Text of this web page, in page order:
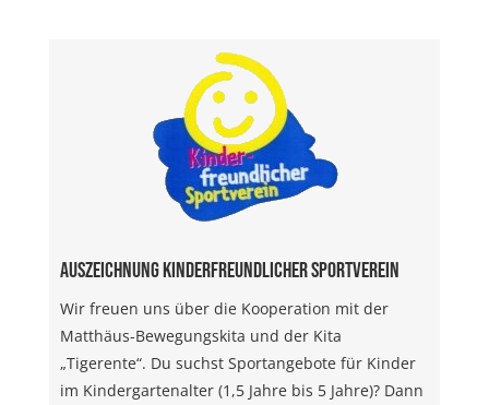
Auszeichnung Kinderfreundlicher Sportverein
Wir freuen uns über die Kooperation mit der
Matthäus-Bewegungskita und der Kita
„Tigerente“. Du suchst Sportangebote für Kinder
im Kindergartenalter (1,5 Jahre bis 5 Jahre)? Dann